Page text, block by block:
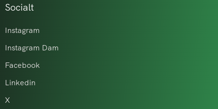
Socialt
Instagram
Instagram Dam
Facebook
Linkedin
X